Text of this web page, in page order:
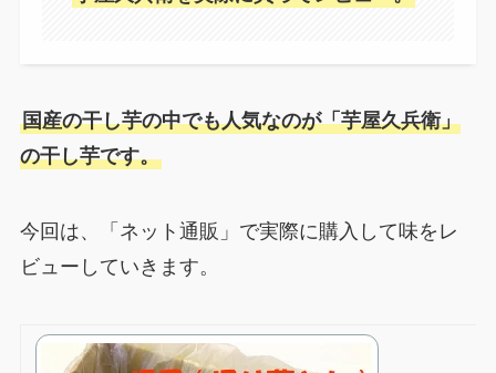
国産の干し芋の中でも人気なのが「芋屋久兵衛」
の干し芋です。
今回は、「ネット通販」で実際に購入して味をレ
ビューしていきます。